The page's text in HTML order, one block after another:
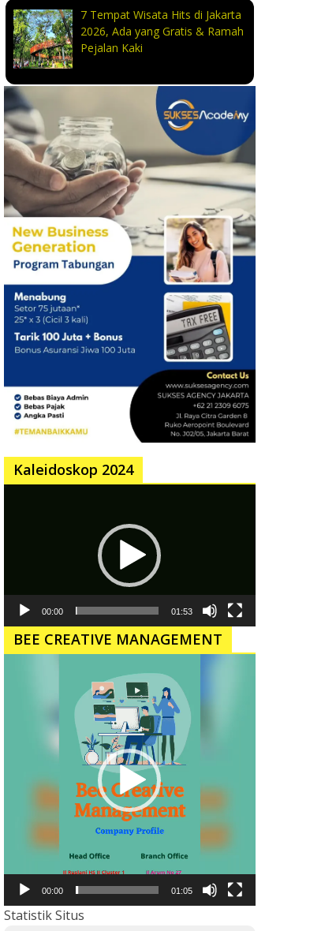
7 Tempat Wisata Hits di Jakarta
2026, Ada yang Gratis & Ramah
Pejalan Kaki
Kaleidoskop 2024
00:00 01:53
BEE CREATIVE MANAGEMENT
00:00 01:05
Statistik Situs